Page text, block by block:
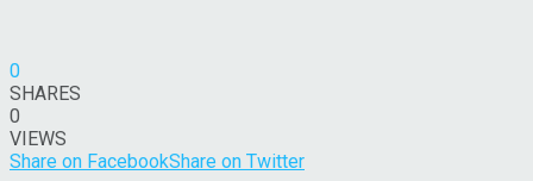
0
SHARES
0
VIEWS
Share on FacebookShare on Twitter